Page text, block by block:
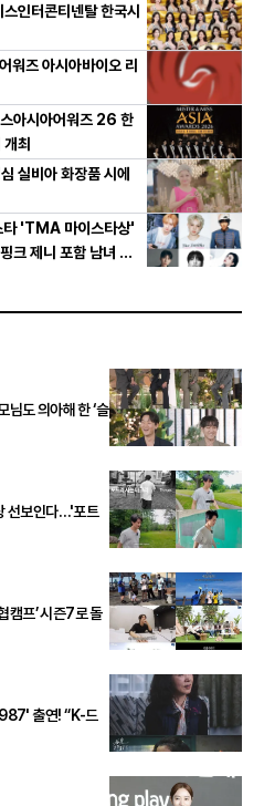
즈 아시아바이오 리
아시아어워즈 26 한
최
실비아 화장품 시에
타 'TMA 마이스타상'
크 제니 포함 남녀 아
님도 의아해 한 ‘슬
선보인다…'포트
캠프’ 시즌7로 돌
출연! “K-드